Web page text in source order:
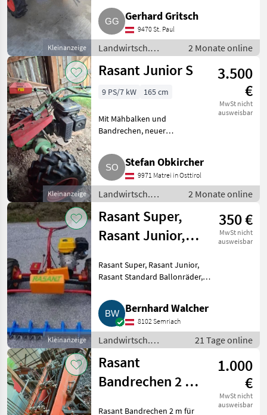
Kleinanzeige
Zwillingsräder sind auch
vorhanden. Landwirtsch.
Motorfahrzeuge Motormäher/-
fräsen
Gerhard Gritsch
9470 St. Paul
Landwirtsch.
Motorfahrzeuge /
Motormäher/-
2 Monate online
Kleinanzeige
Rasant Junior S
3.500
€
MwSt nicht
ausweisbar
9 PS/7 kW 165 cm
Mit Mähbalken und
Bandrechen, neuer
Bandbremsen. Preis VHB.
Landwirtsch. Motorfahrzeuge
Motormäher/-fräsen
Stefan Obkircher
9971 Matrei in Osttirol
Landwirtsch.
Motorfahrzeuge /
Motormäher/-
fräsen
2 Monate online
Kleinanzeige
Rasant Super,
Rasant Junior,
Ballonräder
350 €
MwSt nicht
ausweisbar
Rasant Super, Rasant Junior,
Rasant Standard Ballonräder,
Reifen, 23x8.50-12. Landwirtsch.
Motorfahrzeuge Motormäher/-
fräsen
Bernhard Walcher
8102 Semriach
Landwirtsch.
Motorfahrzeuge /
Motormäher/-fräsen
21 Tage online
Rasant
Bandrechen 2 m
1.000
€
MwSt nicht
ausweisbar
Rasant Bandrechen 2 m für